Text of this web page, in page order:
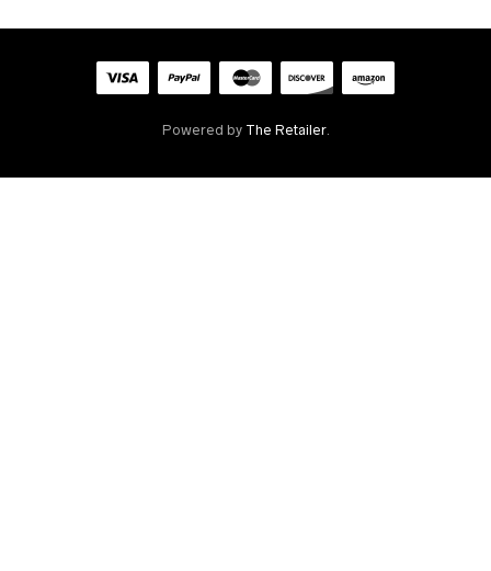
Powered by The Retailer.